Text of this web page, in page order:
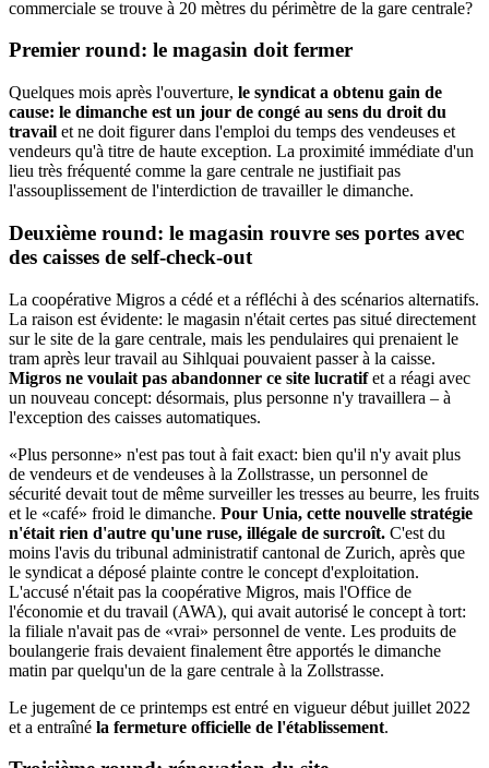
commerciale se trouve à 20 mètres du périmètre de la gare centrale?
Premier round: le magasin doit fermer
Quelques mois après l'ouverture, le syndicat a obtenu gain de
cause: le dimanche est un jour de congé au sens du droit du
travail et ne doit figurer dans l'emploi du temps des vendeuses et
vendeurs qu'à titre de haute exception. La proximité immédiate d'un
lieu très fréquenté comme la gare centrale ne justifiait pas
l'assouplissement de l'interdiction de travailler le dimanche.
Deuxième round: le magasin rouvre ses portes avec
des caisses de self-check-out
La coopérative Migros a cédé et a réfléchi à des scénarios alternatifs.
La raison est évidente: le magasin n'était certes pas situé directement
sur le site de la gare centrale, mais les pendulaires qui prenaient le
tram après leur travail au Sihlquai pouvaient passer à la caisse.
Migros ne voulait pas abandonner ce site lucratifet a réagi avec
un nouveau concept: désormais, plus personne n'y travaillera – à
l'exception des caisses automatiques.
«Plus personne» n'est pas tout à fait exact: bien qu'il n'y avait plus
de vendeurs et de vendeuses à la Zollstrasse, un personnel de
sécurité devait tout de même surveiller les tresses au beurre, les fruits
et le «café» froid le dimanche. Pour Unia, cette nouvelle stratégie
n'était rien d'autre qu'une ruse, illégale de surcroît. C'est du
moins l'avis du tribunal administratif cantonal de Zurich, après que
le syndicat a déposé plainte contre le concept d'exploitation.
L'accusé n'était pas la coopérative Migros, mais l'Office de
l'économie et du travail (AWA), qui avait autorisé le concept à tort:
la filiale n'avait pas de «vrai» personnel de vente. Les produits de
boulangerie frais devaient finalement être apportés le dimanche
matin par quelqu'un de la gare centrale à la Zollstrasse.
Le jugement de ce printemps est entré en vigueur début juillet 2022
et a entraîné la fermeture officielle de l'établissement.